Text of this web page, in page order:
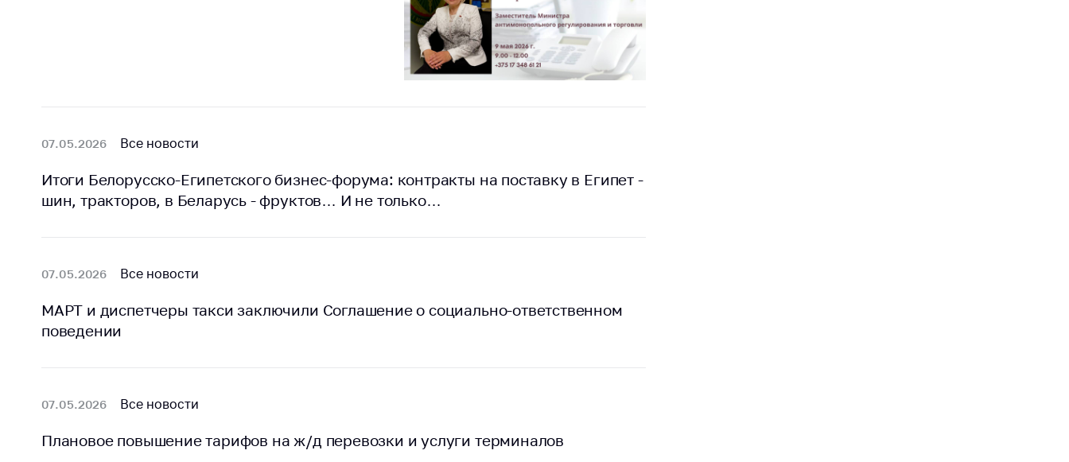
07.05.2026 Все новости
Итоги Белорусско-Египетского бизнес-форума: контракты на поставку в Египет -
шин, тракторов, в Беларусь - фруктов… И не только…
07.05.2026 Все новости
МАРТ и диспетчеры такси заключили Соглашение о социально-ответственном
поведении
07.05.2026 Все новости
Плановое повышение тарифов на ж/д перевозки и услуги терминалов